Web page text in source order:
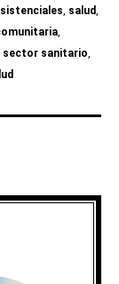
salud
,
sector sanitario